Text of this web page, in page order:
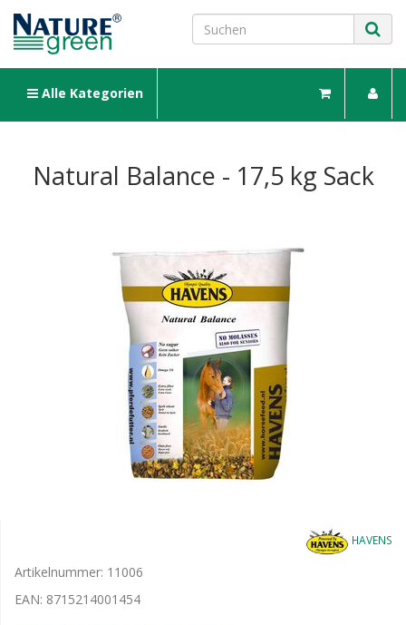
Alle Kategorien
Natural Balance - 17,5 kg Sack
HAVENS
Artikelnummer: 11006
EAN: 8715214001454